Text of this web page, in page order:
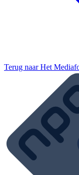
Terug naarHet